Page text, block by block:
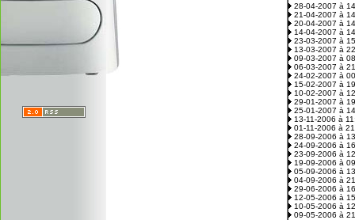
28-04-2007 à
21-04-2007 à
20-04-2007 à
14-04-2007 à
23-03-2007 à
13-03-2007 à
09-03-2007 à
06-03-2007 à
24-02-2007 à
15-02-2007 à
10-02-2007 à
29-01-2007 à
25-01-2007 à
13-11-2006 à
01-11-2006 à
28-09-2006 à
24-09-2006 à
23-09-2006 à
19-09-2006 à
05-09-2006 à
04-09-2006 à
29-06-2006 à
12-05-2006 à
10-05-2006 à
09-05-2006 à